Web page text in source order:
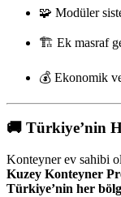
🧩 Modüler
🏗️ Ek masraf
💰 Ekonomik
🚚 Türkiye’nin
Konteyner ev sahibi
Kuzey Konteyner
Türkiye’nin her